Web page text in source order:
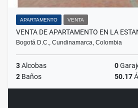
APARTAMENTO VENTA
VENTA DE APARTAMENTO EN LA
Bogotá D.C., Cundinamarca, Colombia
3Alcobas 0
2 Baños 50.17